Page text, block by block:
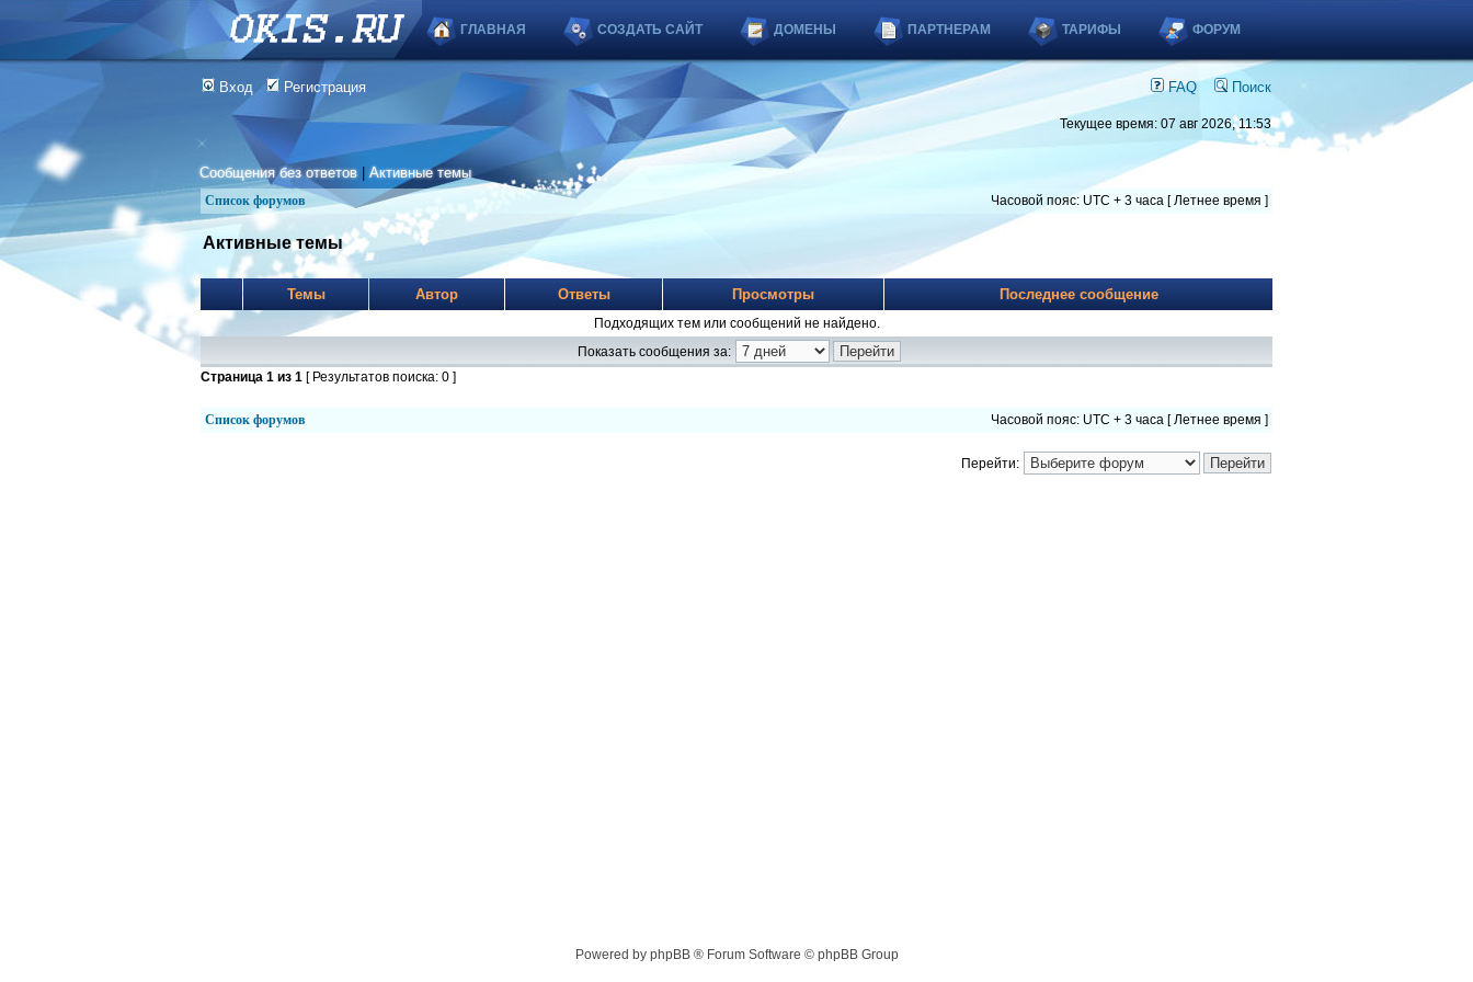
ГЛАВНАЯ СОЗДАТЬ САЙТ ДОМЕНЫ ПАРТНЕРАМ ТАРИФЫ ФОРУМ
Вход Регистрация FAQ Поиск
Текущее время: 07 авг 2026, 11:53
Сообщения без ответов |Активные темы
Список форумов Часовой пояс: UTC + 3 часа [ Летнее время ]
Активные темы
Темы Автор Ответы Просмотры Последнее сообщение
Подходящих тем или сообщений не найдено.
Показать сообщения за:
Страница 1 из 1 [ Результатов поиска: 0 ]
Список форумов Часовой пояс: UTC + 3 часа [ Летнее время ]
Перейти:
Powered by phpBB ® Forum Software © phpBB Group